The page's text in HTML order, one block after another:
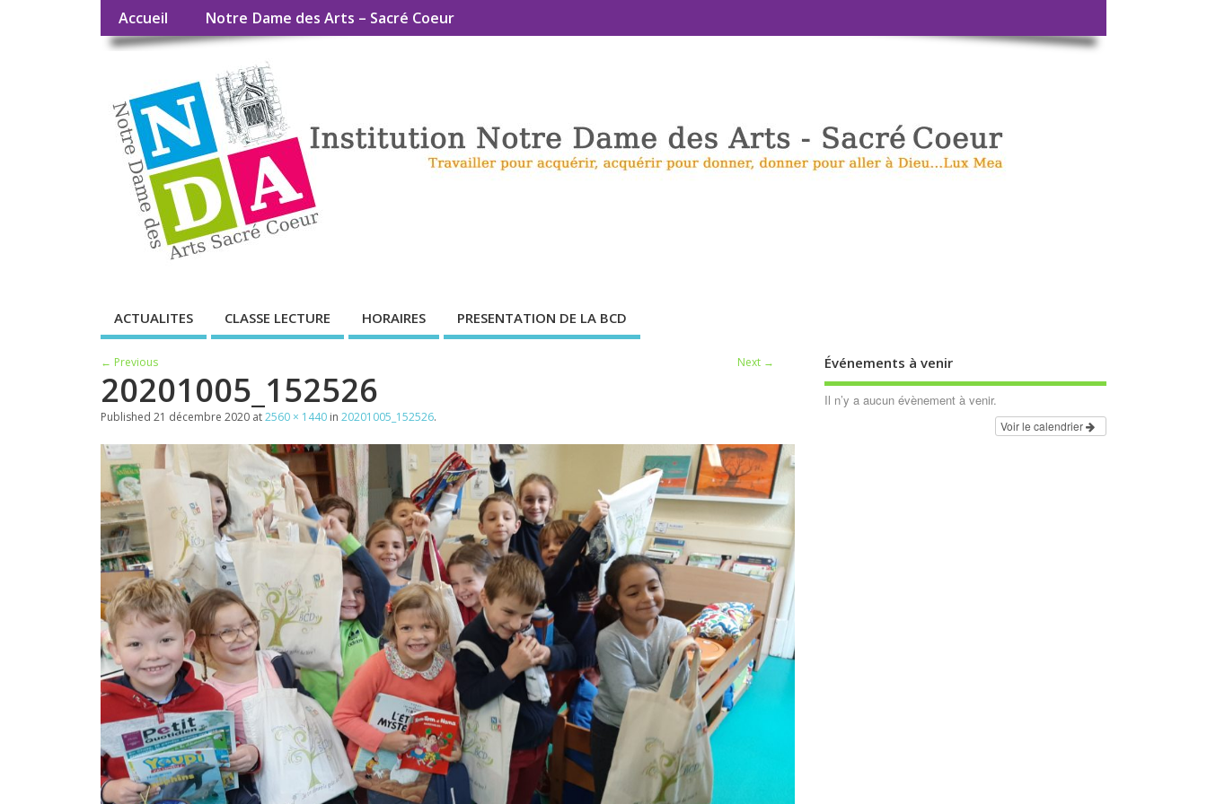
Accueil Notre Dame des Arts – Sacré Coeur
ACTUALITES CLASSE LECTURE HORAIRES PRESENTATION DE LA BCD
← Previous Next →
20201005_152526
Published 21 décembre 2020 at2560 × 1440 in 20201005_152526.
Événements à venir
Il n’y a aucun évènement à venir.
Voir le calendrier